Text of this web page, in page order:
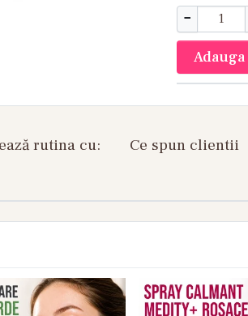
−
rutina cu: Ce spun clientii